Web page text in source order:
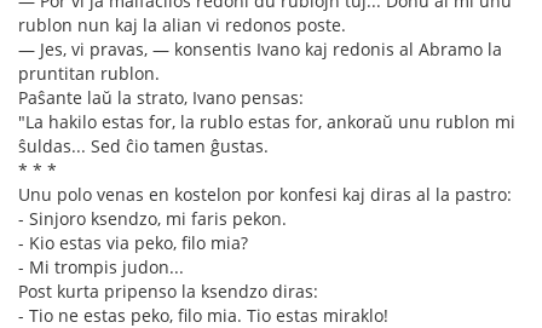
rublon nun kaj la alian vi redonos poste.
— Jes, vi pravas, — konsentis Ivano kaj redonis al Abramo la
pruntitan rublon.
Paŝante laŭ la strato, Ivano pensas:
"La hakilo estas for, la rublo estas for, ankoraŭ unu rublon mi
ŝuldas... Sed ĉio tamen ĝustas.
* * *
Unu polo venas en kostelon por konfesi kaj diras al la pastro:
- Sinjoro ksendzo, mi faris pekon.
- Kio estas via peko, filo mia?
- Mi trompis judon...
Post kurta pripenso la ksendzo diras:
- Tio ne estas peko, filo mia. Tio estas miraklo!